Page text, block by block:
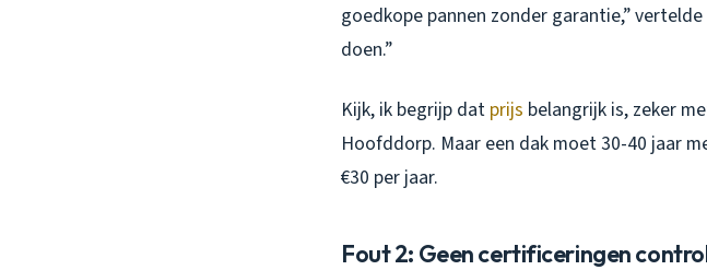
goedkope pannen zonder garantie,”
doen.”
Kijk, ik begrijp dat prijs belangrijk is, zeker
Hoofddorp. Maar een dak moet 30-40 jaar
€30 per jaar.
Fout 2: Geen certificeringen